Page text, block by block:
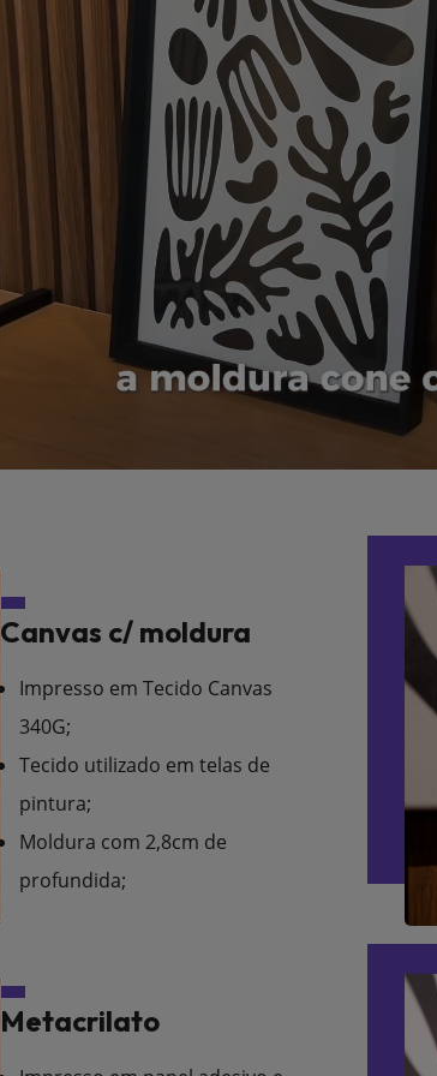
Canvas c/ moldura
Impresso em Tecido Canvas
340G;
Tecido utilizado em telas de
pintura;
Moldura com 2,8cm de
profundida;
Metacrilato